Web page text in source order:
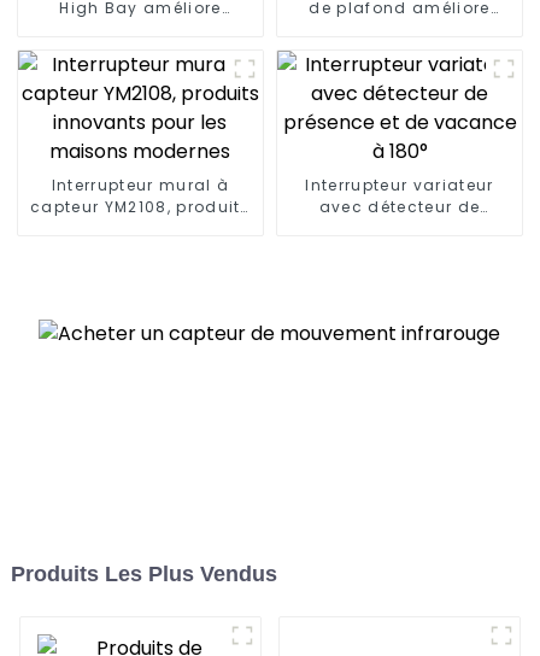
High Bay améliore
de plafond améliore
Interrupteur mural à
capteur YM2108, produits
Interrupteur variateur
avec détecteur de
Produits Les Plus Vendus